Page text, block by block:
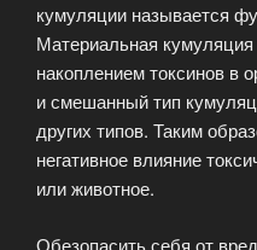
кумуляции называется
Материальная кумуляция
накоплением токсинов в
и смешанный тип
других типов. Таким
негативное влияние
или животное.
Обезопасить себя от